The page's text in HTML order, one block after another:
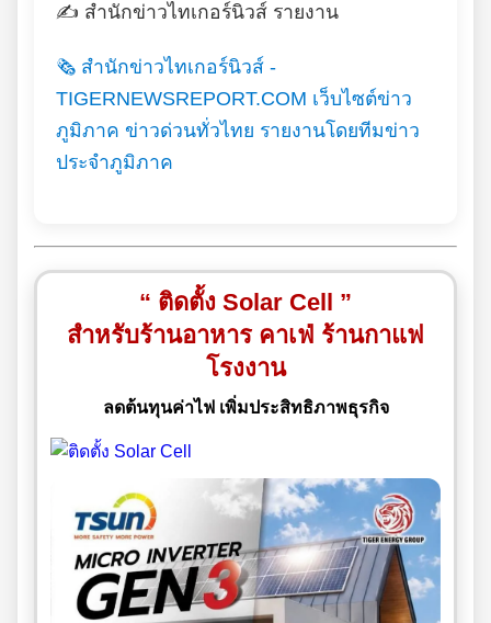
✍️ สำนักข่าวไทเกอร์นิวส์ รายงาน
🗞️ สำนักข่าวไทเกอร์นิวส์ -
TIGERNEWSREPORT.COM เว็บไซต์ข่าว
ภูมิภาค ข่าวด่วนทั่วไทย รายงานโดยทีมข่าว
ประจำภูมิภาค
“ ติดตั้ง Solar Cell ”
สำหรับร้านอาหาร คาเฟ่ ร้านกาแฟ
โรงงาน
ลดต้นทุนค่าไฟ เพิ่มประสิทธิภาพธุรกิจ